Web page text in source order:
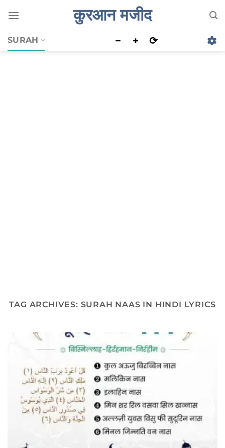
कुरआन मजीद
SURAH − + ⟳
TAG ARCHIVES: SURAH NAAS IN HINDI LYRICS